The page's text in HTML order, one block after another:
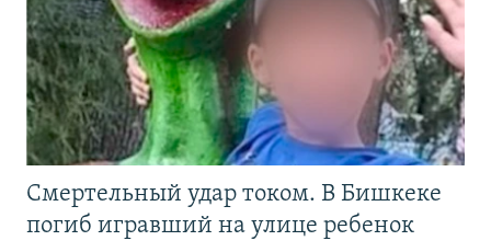
Смертельный удар током. В Бишкеке
погиб игравший на улице ребенок